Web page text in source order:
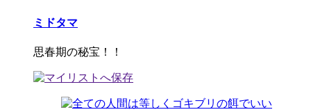
ミドタマ
思春期の秘宝！！